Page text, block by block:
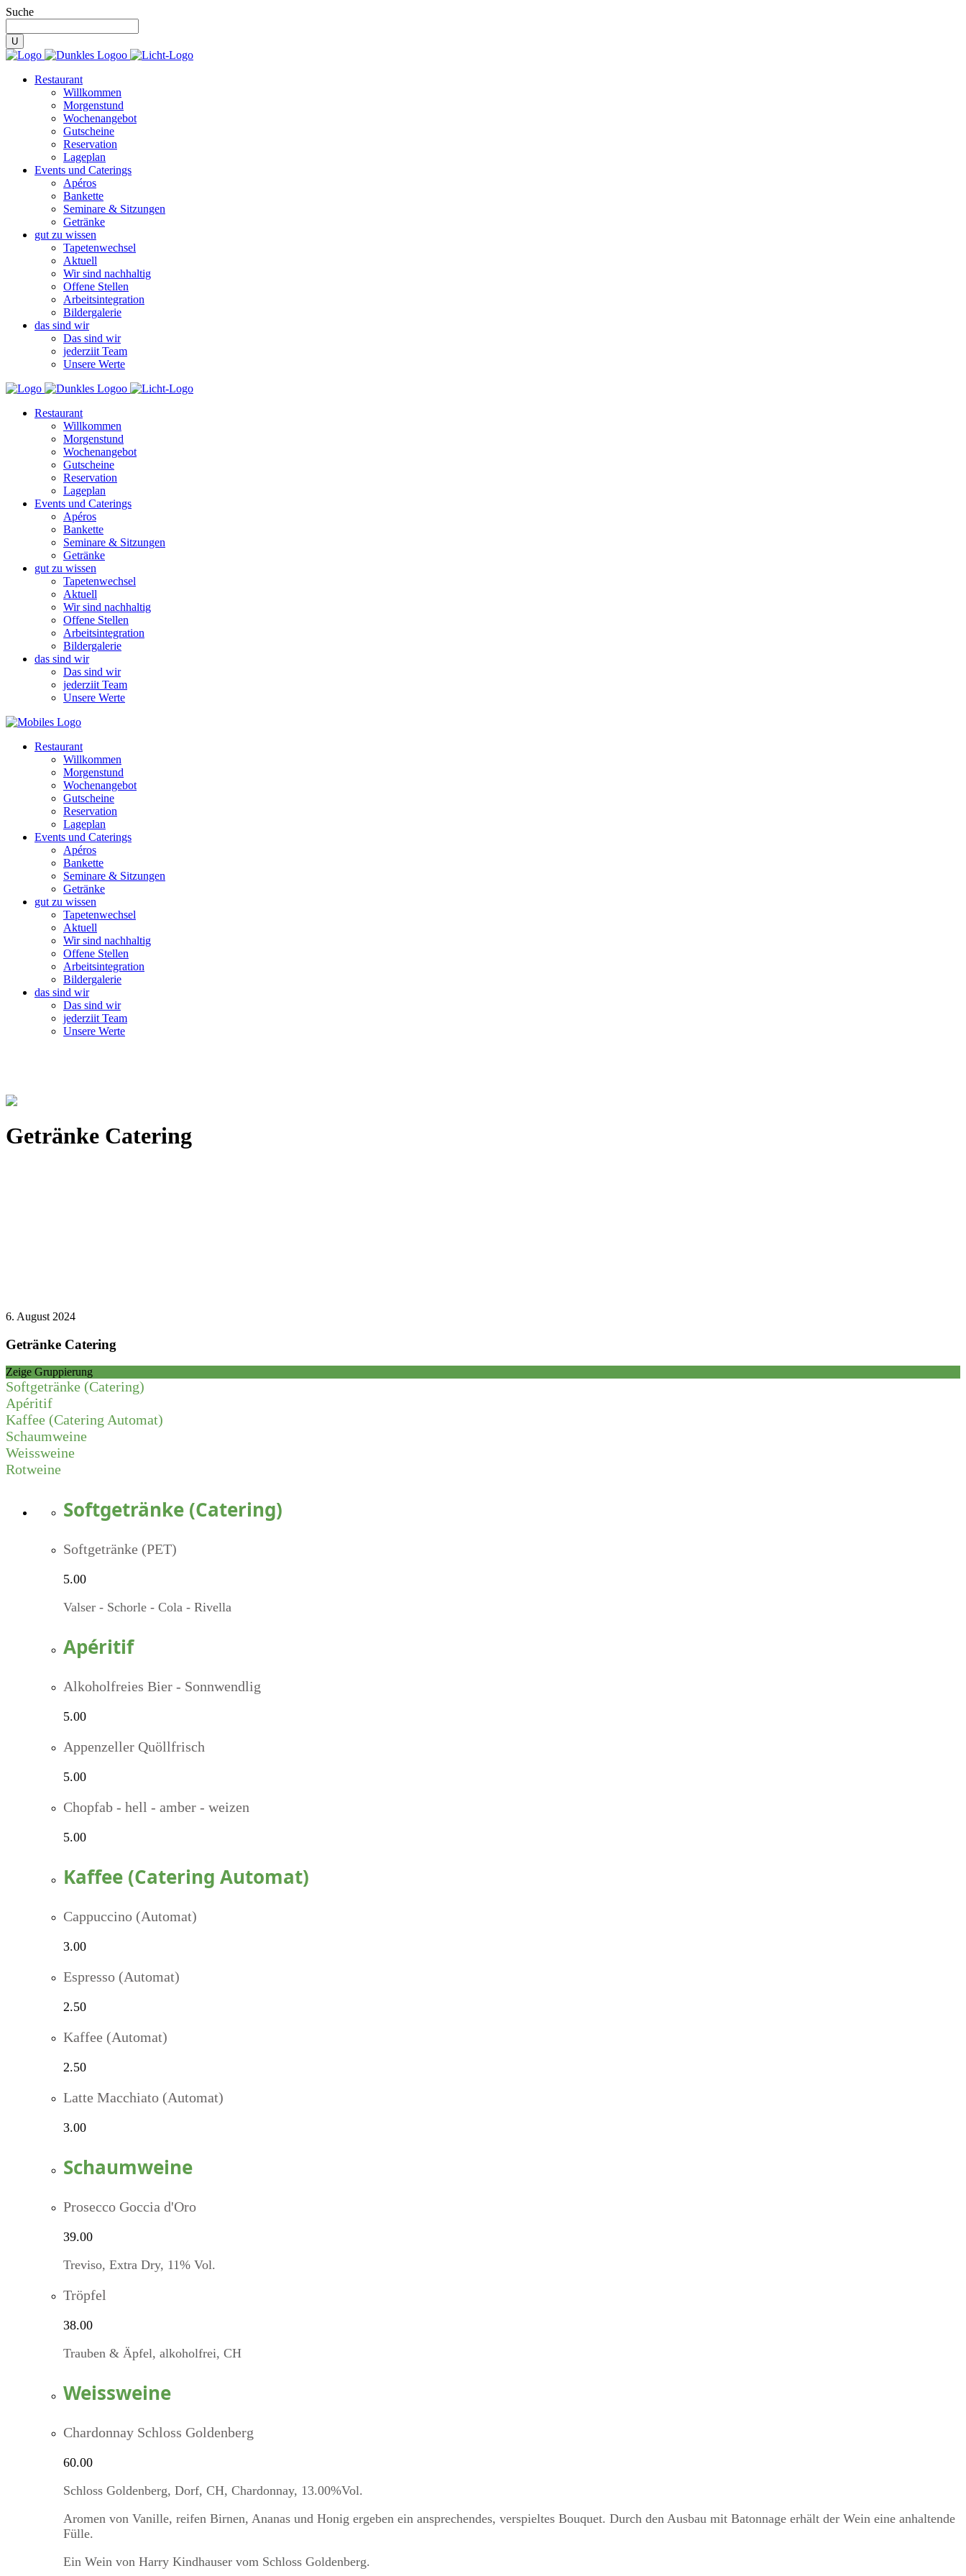
Suche
Restaurant
Willkommen
Morgenstund
Wochenangebot
Gutscheine
Reservation
Lageplan
Events und Caterings
Apéros
Bankette
Seminare & Sitzungen
Getränke
gut zu wissen
Tapetenwechsel
Aktuell
Wir sind nachhaltig
Offene Stellen
Arbeitsintegration
Bildergalerie
das sind wir
Das sind wir
jederziit Team
Unsere Werte
Restaurant
Willkommen
Morgenstund
Wochenangebot
Gutscheine
Reservation
Lageplan
Events und Caterings
Apéros
Bankette
Seminare & Sitzungen
Getränke
gut zu wissen
Tapetenwechsel
Aktuell
Wir sind nachhaltig
Offene Stellen
Arbeitsintegration
Bildergalerie
das sind wir
Das sind wir
jederziit Team
Unsere Werte
Restaurant
Willkommen
Morgenstund
Wochenangebot
Gutscheine
Reservation
Lageplan
Events und Caterings
Apéros
Bankette
Seminare & Sitzungen
Getränke
gut zu wissen
Tapetenwechsel
Aktuell
Wir sind nachhaltig
Offene Stellen
Arbeitsintegration
Bildergalerie
das sind wir
Das sind wir
jederziit Team
Unsere Werte
Getränke Catering
6. August 2024
Getränke Catering
Zeige Gruppierung
Softgetränke (Catering)
Apéritif
Kaffee (Catering Automat)
Schaumweine
Weissweine
Rotweine
Softgetränke (Catering)
Softgetränke (PET)
5.00
Valser - Schorle - Cola - Rivella
Apéritif
Alkoholfreies Bier - Sonnwendlig
5.00
Appenzeller Quöllfrisch
5.00
Chopfab - hell - amber - weizen
5.00
Kaffee (Catering Automat)
Cappuccino (Automat)
3.00
Espresso (Automat)
2.50
Kaffee (Automat)
2.50
Latte Macchiato (Automat)
3.00
Schaumweine
Prosecco Goccia d'Oro
39.00
Treviso, Extra Dry, 11% Vol.
Tröpfel
38.00
Trauben & Äpfel, alkoholfrei, CH
Weissweine
Chardonnay Schloss Goldenberg
60.00
Schloss Goldenberg, Dorf, CH, Chardonnay, 13.00%Vol.
Aromen von Vanille, reifen Birnen, Ananas und Honig ergeben ein ansprechendes, verspieltes Bouquet. Durch den Ausbau mit Batonnage erhält der Wein eine anhaltende
Fülle.
Ein Wein von Harry Kindhauser vom Schloss Goldenberg.